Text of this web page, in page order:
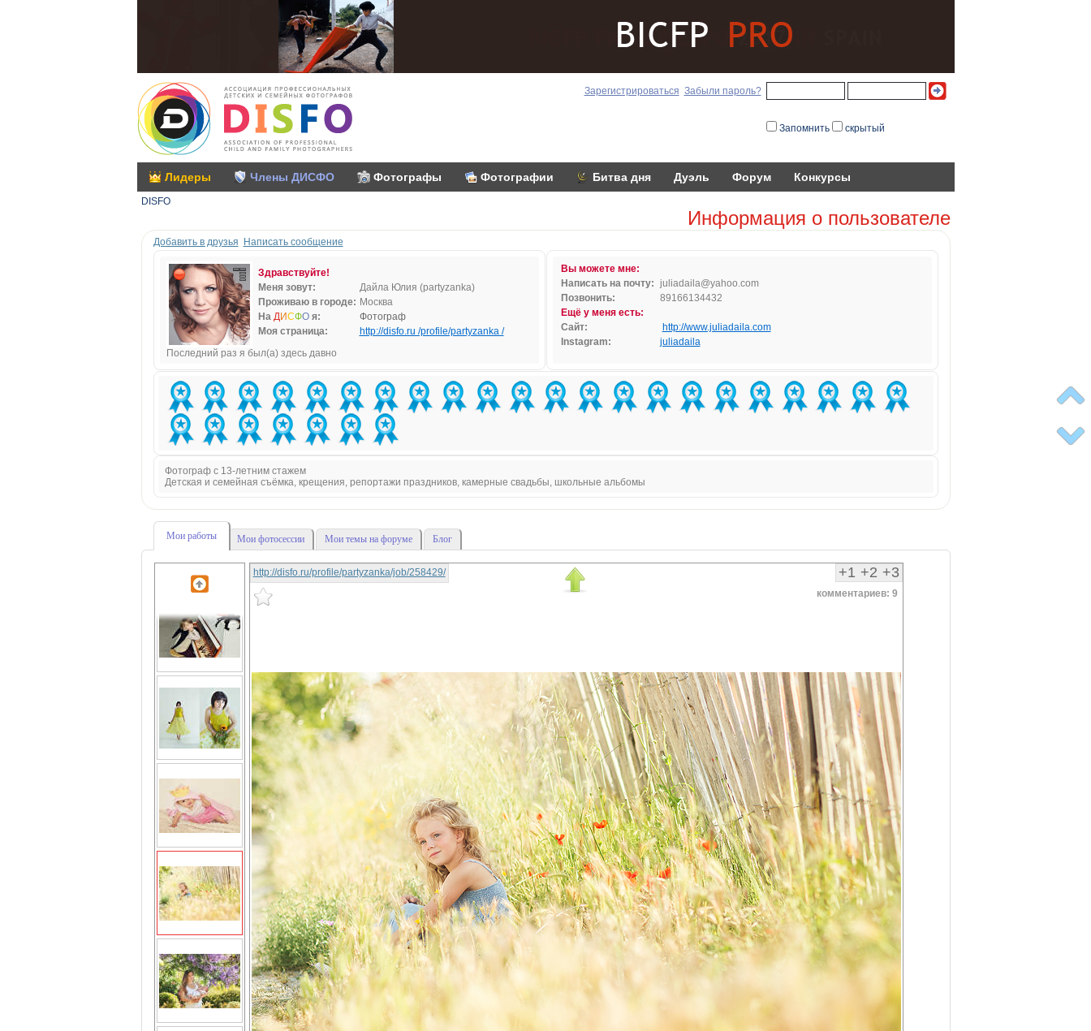
Зарегистрироваться Забыли пароль?
Запомнить скрытый
Лидеры Члены ДИСФО Фотографы Фотографии Битва дня Дуэль Форум Конкурсы
DISFO
Информация о пользователе
Добавить в друзья Написать сообщение
Здравствуйте!
Меня зовут:
Дайла Юлия (partyzanka)
Проживаю в городе: Москва
На ДИСФОя:
Фотограф
Моя страница:
http://disfo.ru /profile/partyzanka /
Последний раз я был(а) здесь давно
Вы можете мне:
Написать на почту: jul iadail a@yahoo.com
Позвонить:
89166134432
Ещё у меня есть:
Сайт:
http://www.juliadaila.com
Instagram:
juliadaila
Фотограф с 13-летним стажем
Детская и семейная съёмка, крещения, репортажи праздников, камерные свадьбы, школьные альбомы
Мои работы Мои фотосессии Мои темы на форуме Блог
+1 +2 +3
комментариев: 9
http://disfo.ru/profile/partyzanka/job/258429/